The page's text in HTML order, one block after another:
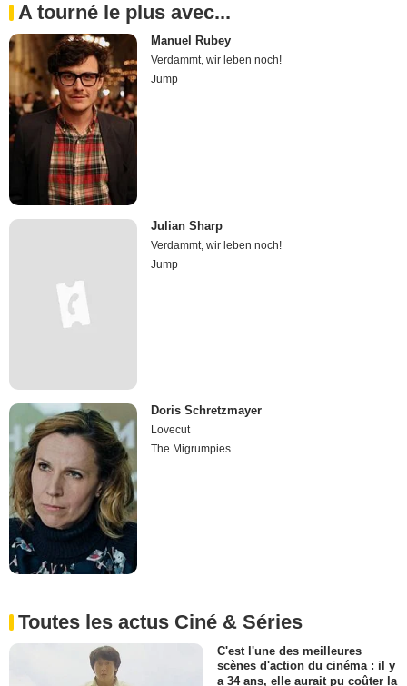
A tourné le plus avec...
Manuel Rubey
Verdammt, wir leben noch!
Jump
Julian Sharp
Verdammt, wir leben noch!
Jump
Doris Schretzmayer
Lovecut
The Migrumpies
Toutes les actus Ciné & Séries
C'est l'une des meilleures
scènes d'action du cinéma : il y
a 34 ans, elle aurait pu coûter la